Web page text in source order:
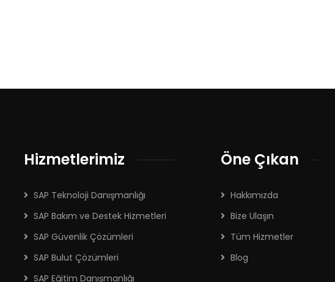
Hizmetlerimiz
SAP Teknoloji Danışmanlığı
SAP Bakım ve Destek Hizmetleri
SAP Güvenlik Çözümleri
SAP Bulut Çözümleri
SAP Eğitim Danışmanlığı
Öne Çıkan
Hakkımızda
Bize Ulaşın
Tüm Hizmetler
Blog